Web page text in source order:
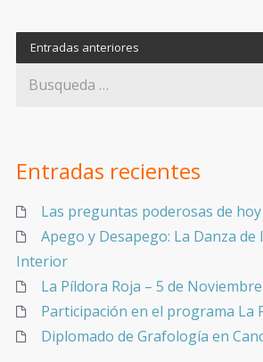
Entradas anteriores
Entradas recientes
Las preguntas poderosas de hoy
Apego y Desapego: La Danza de
Interior
La Píldora Roja – 5 de
Participación en el programa La
Diplomado de Grafología en